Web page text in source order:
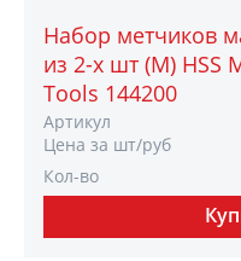
Набор метчиков
из 2-х шт (М) HSS
Tools 144200
Артикул
Цена за шт/руб
Кол-во